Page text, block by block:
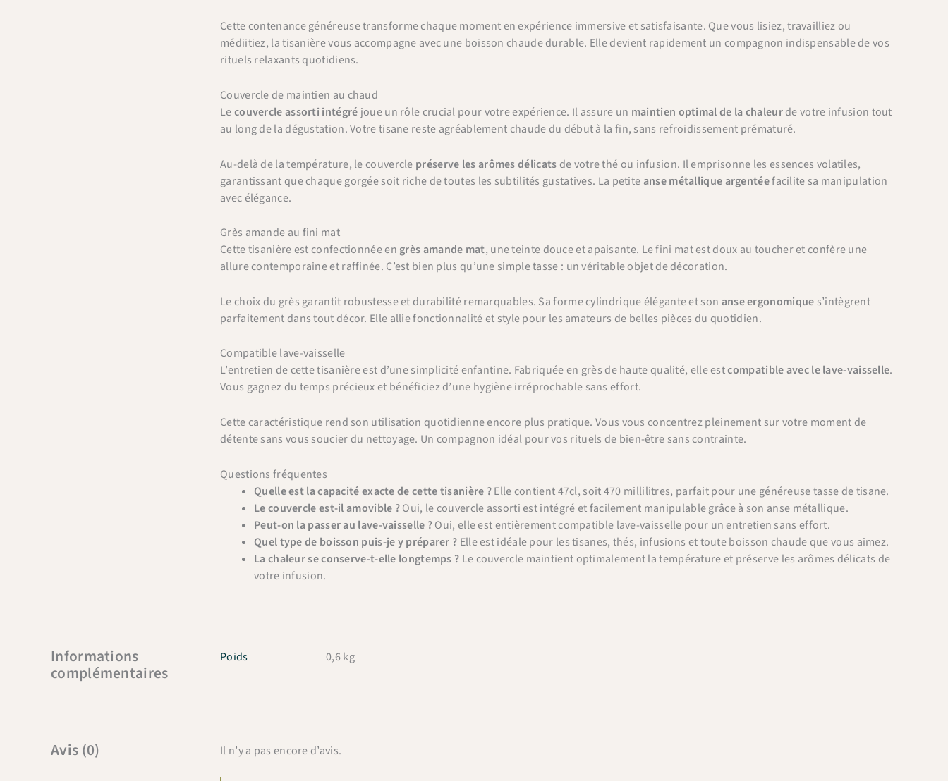
Cette contenance généreuse transforme chaque moment en expérience immersive et satisfaisante. Que vous lisiez, travailliez ou
médiitiez, la tisanière vous accompagne avec une boisson chaude durable. Elle devient rapidement un compagnon indispensable de vos
rituels relaxants quotidiens.
Couvercle de maintien au chaud
Lecouvercle assorti intégré joue un rôle crucial pour votre expérience. Il assure un maintien optimal de la chaleurde votre infusion tout
au long de la dégustation. Votre tisane reste agréablement chaude du début à la fin, sans refroidissement prématuré.
Au-delà de la température, le couvercle préserve les arômes délicats de votre thé ou infusion. Il emprisonne les essences volatiles,
garantissant que chaque gorgée soit riche de toutes les subtilités gustatives. La petiteanse métallique argentéefacilite sa manipulation
avec élégance.
Grès amande au fini mat
Cette tisanière est confectionnée en grès amande mat, une teinte douce et apaisante. Le fini mat est doux au toucher et confère une
allure contemporaine et raffinée. C’est bien plus qu’une simple tasse : un véritable objet de décoration.
Le choix du grès garantit robustesse et durabilité remarquables. Sa forme cylindrique élégante et son anse ergonomique s’intègrent
parfaitement dans tout décor. Elle allie fonctionnalité et style pour les amateurs de belles pièces du quotidien.
Compatible lave-vaisselle
L’entretien de cette tisanière est d’une simplicité enfantine. Fabriquée en grès de haute qualité, elle estcompatible avec le lave-vaisselle.
Vous gagnez du temps précieux et bénéficiez d’une hygiène irréprochable sans effort.
Cette caractéristique rend son utilisation quotidienne encore plus pratique. Vous vous concentrez pleinement sur votre moment de
détente sans vous soucier du nettoyage. Un compagnon idéal pour vos rituels de bien-être sans contrainte.
Questions fréquentes
Quelle est la capacité exacte de cette tisanière ?Elle contient 47cl, soit 470 millilitres, parfait pour une généreuse tasse de tisane.
Le couvercle est-il amovible ?Oui, le couvercle assorti est intégré et facilement manipulable grâce à son anse métallique.
Peut-on la passer au lave-vaisselle ?Oui, elle est entièrement compatible lave-vaisselle pour un entretien sans effort.
Quel type de boisson puis-je y préparer ? Elle est idéale pour les tisanes, thés, infusions et toute boisson chaude que vous aimez.
La chaleur se conserve-t-elle longtemps ? Le couvercle maintient optimalement la température et préserve les arômes délicats de
votre infusion.
Informations
complémentaires
Poids 0,6 kg
Avis (0) Il n’y a pas encore d’avis.
×
Bienvenue chez Cafés Querry !
Profitez de -10% sur votre première commande (hors
abonnements, machines à café, bouilloires, machines à thé
et chèques cadeau et offres promotionnelles en cours).